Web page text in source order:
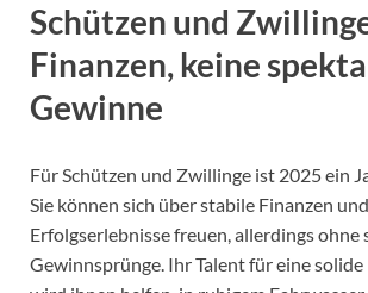
Schützen und
Finanzen, keine
Gewinne
Für Schützen und Zwillinge ist 2025 ein
Sie können sich über stabile Finanzen
Erfolgserlebnisse freuen, allerdings ohne
Gewinnsprünge. Ihr Talent für eine